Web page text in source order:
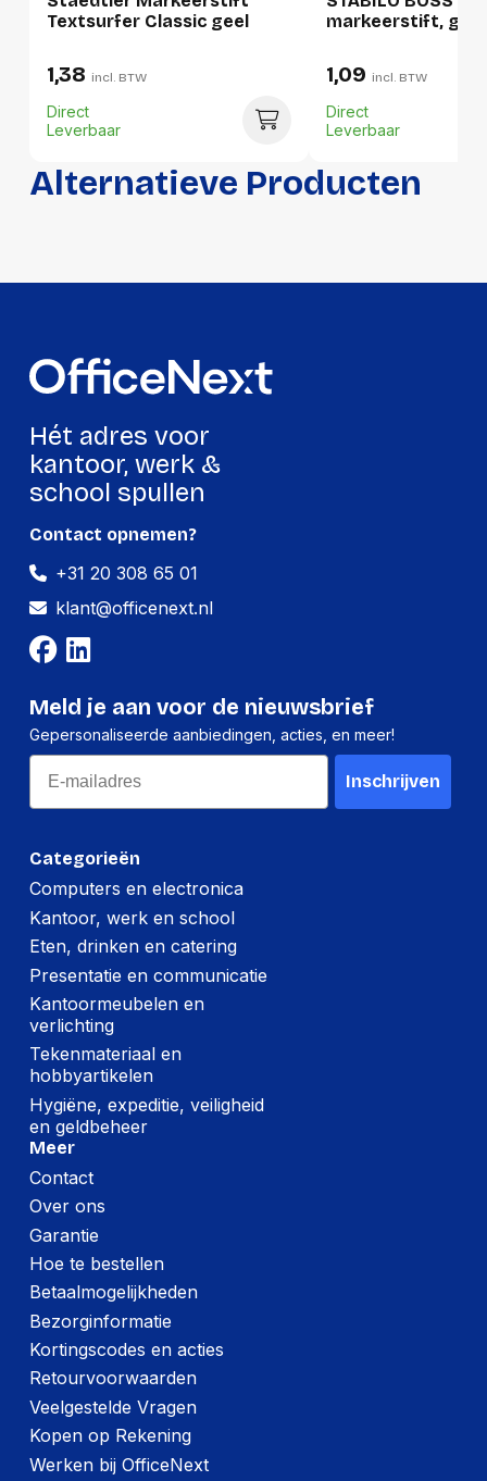
Lengte:
167 millimeter
Gewicht:
Alternatieve Producten
Textsurfer Classic geel
1,38 incl. BTW
Direct
Leverbaar
markeerstift, geel
1,09 incl. BTW
Direct
Leverbaar
Hét adres voor
kantoor, werk &
school spullen
Categorieën
Computers en electronica
Kantoor, werk en school
Eten, drinken en catering
Presentatie en communicatie
Kantoormeubelen en
verlichting
Tekenmateriaal en
hobbyartikelen
Hygiëne, expeditie, veiligheid
en geldbeheer
Meer
Contact
Over ons
Garantie
Hoe te bestellen
Betaalmogelijkheden
Bezorginformatie
Kortingscodes en acties
Retourvoorwaarden
Veelgestelde Vragen
Kopen op Rekening
Werken bij OfficeNext
Contact opnemen?
+31 20 308 65 01
klant@officenext.nl
Meld je aan voor de nieuwsbrief
Gepersonaliseerde aanbiedingen, acties, en meer!
Email
Inschrijven